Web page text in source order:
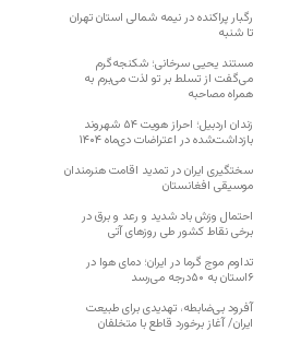
رگبار پراکنده در نیمه شمالی استان تهران
تا شنبه
مستند یحیی سرخانی؛ شکنجه‌گرم
می‌گفت از تسلط بر تو لذت می‌برم به
همراه مصاحبه
زندان اردبیل؛ احراز هویت ۵۴ شهروند
بازداشت‌شده در اعتراضات دی‌ماه ۱۴۰۴
سختگیری ایران در تمدید اقامت هنرمندان
موسیقی افغانستان
احتمال وزش باد شدید و رعد و برق در
برخی نقاط کشور طی روزهای آتی
تداوم موج گرما در ایران؛ دمای هوا در
۶استان به ۵۰درجه می‌رسد
آفرود بی‌ضابطه، تهدیدی برای طبیعت
ایران/ آغاز برخورد قاطع با متخلفان